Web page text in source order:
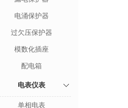
电涌保护器
过欠压保护器
模数化插座
配电箱
电表仪表
单相电表